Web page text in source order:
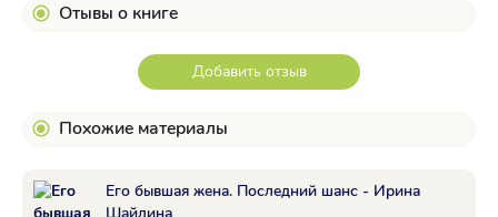
Отывы о книге
Добавить отзыв
Похожие материалы
Его бывшая жена. Последний шанс - Ирина